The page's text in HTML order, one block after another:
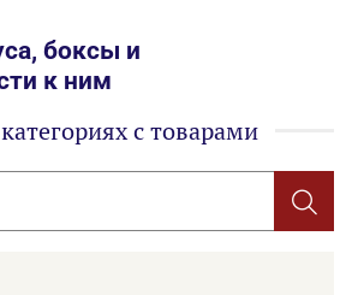
боксы и
к ним
с товарами